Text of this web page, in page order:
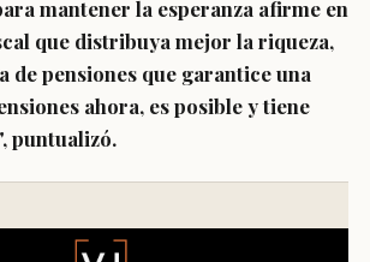
mantener la esperanza afirme en
que distribuya mejor la riqueza,
de pensiones que garantice una
ahora, es posible y tiene
puntualizó.